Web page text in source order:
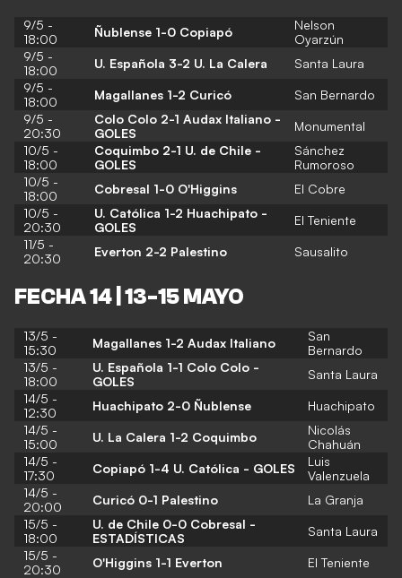
9/5 -
18:00
Ñublense 1-0 Copiapó
Nelson
Oyarzún
9/5 -
18:00
U. Española 3-2 U. La Calera
Santa Laura
9/5 -
18:00
Magallanes 1-2 Curicó
San Bernardo
9/5 -
20:30
Colo Colo 2-1 Audax Italiano -
GOLES
Monumental
10/5 -
18:00
Coquimbo 2-1 U. de Chile -
GOLES
Sánchez
Rumoroso
10/5 -
18:00
Cobresal 1-0 O'Higgins
El Cobre
10/5 -
20:30
U. Católica 1-2 Huachipato -
GOLES
El Teniente
11/5 -
20:30
Everton 2-2 Palestino Sausalito
FECHA 14 | 13-15 MAYO
13/5 -
15:30
Magallanes 1-2 Audax Italiano
San
Bernardo
13/5 -
18:00
U. Española 1-1 Colo Colo -
GOLES
Santa Laura
14/5 -
12:30
Huachipato 2-0 Ñublense
Huachipato
14/5 -
15:00
U. La Calera 1-2 Coquimbo
Nicolás
Chahuán
14/5 -
17:30
Copiapó 1-4 U. Católica - GOLES
Luis
Valenzuela
14/5 -
20:00
Curicó 0-1 Palestino
La Granja
15/5 -
18:00
U. de Chile 0-0 Cobresal -
ESTADÍSTICAS
Santa Laura
15/5 -
20:30
O'Higgins 1-1 Everton El Teniente